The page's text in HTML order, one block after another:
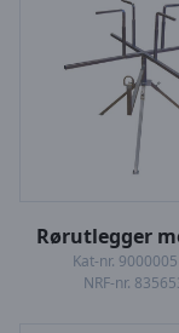
Rørutlegger
Kat-nr.
NRF-nr.